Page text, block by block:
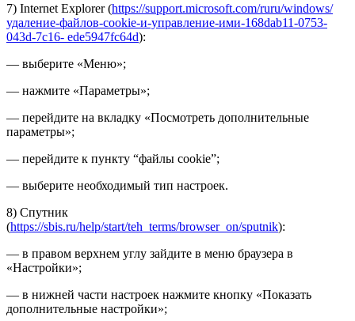
7) Internet Explorer (https://support.microsoft.com/ruru/windows/
удаление-файлов-cookie-и-управление-ими-168dab11-0753-
043d-7c16- ede5947fc64d):
— выберите «Меню»;
— нажмите «Параметры»;
— перейдите на вкладку «Посмотреть дополнительные
параметры»;
— перейдите к пункту “файлы cookie”;
— выберите необходимый тип настроек.
8) Спутник
(https://sbis.ru/help/start/teh_terms/browser_on/sputnik):
— в правом верхнем углу зайдите в меню браузера в
«Настройки»;
— в нижней части настроек нажмите кнопку «Показать
дополнительные настройки»;